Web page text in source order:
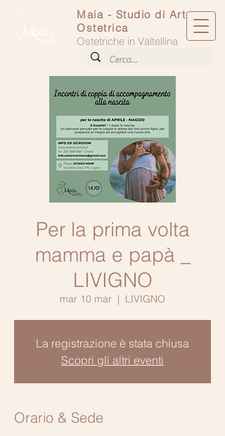
Maia - Studio di Arte
Ostetrica
Ostetriche in Valtellina
Per la prima volta
mamma e papà _
LIVIGNO
mar 10 mar
  |
LIVIGNO
La registrazione è stata chiusa
Scopri gli altri eventi
Orario & Sede